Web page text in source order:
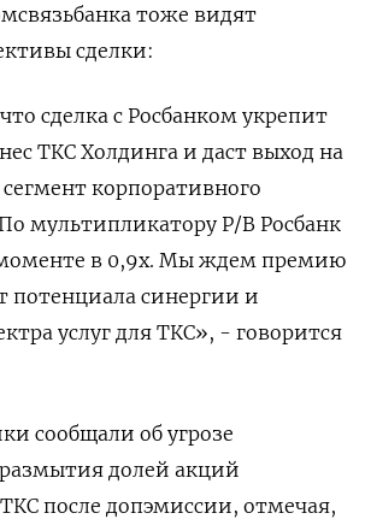
тоже видят
сделки:
сделка с Росбанком укрепит
ТКС Холдинга и даст выход на
корпоративного
мультипликатору P/B Росбанк
в 0,9х. Мы ждем премию
потенциала синергии и
услуг для ТКС», - говорится
сообщали об угрозе
долей акций
после допэмиссии, отмечая,